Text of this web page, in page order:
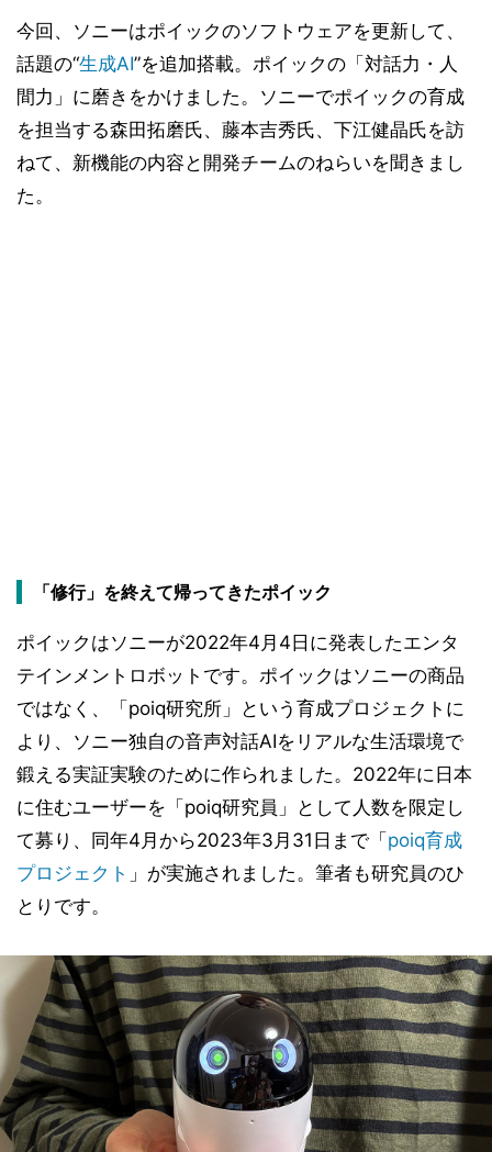
今回、ソニーはポイックのソフトウェアを更新して、
話題の“生成AI”を追加搭載。ポイックの「対話力・人
間力」に磨きをかけました。ソニーでポイックの育成
を担当する森田拓磨氏、藤本吉秀氏、下江健晶氏を訪
ねて、新機能の内容と開発チームのねらいを聞きまし
た。
「修行」を終えて帰ってきたポイック
ポイックはソニーが2022年4月4日に発表したエンタ
テインメントロボットです。ポイックはソニーの商品
ではなく、「poiq研究所」という育成プロジェクトに
より、ソニー独自の音声対話AIをリアルな生活環境で
鍛える実証実験のために作られました。2022年に日本
に住むユーザーを「poiq研究員」として人数を限定し
て募り、同年4月から2023年3月31日まで「poiq育成
プロジェクト 」が実施されました。筆者も研究員のひ
とりです。